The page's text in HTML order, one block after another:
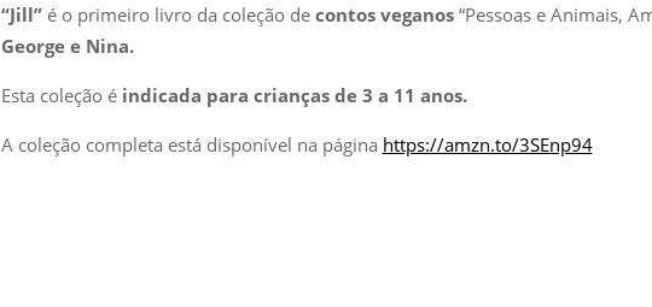
“Jill”é o primeiro livro da coleção de contos veganos“Pessoas e Animais,
George e Nina.
Esta coleção é indicada para crianças de 3 a 11 anos.
A coleção completa está disponível na página https://amzn.to/3SEnp94